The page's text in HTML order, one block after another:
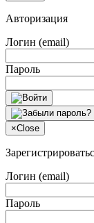
Авторизация
Логин (email)
Пароль
×Close
Логин (email)
Пароль